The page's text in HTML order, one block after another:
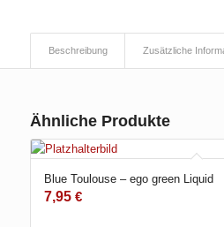
Beschreibung Zusätzliche
Ähnliche Produkte
Blue Toulouse – ego green Liquid
7,95 €